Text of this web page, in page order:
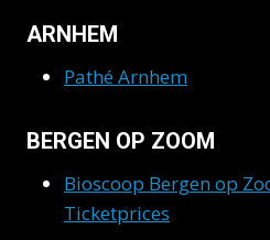
ARNHEM
Pathé Arnhem
BERGEN OP ZOOM
Bioscoop Bergen op
Ticketprices